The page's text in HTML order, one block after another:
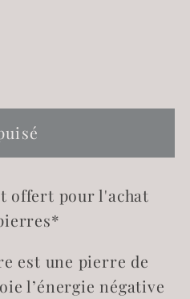
offert pour l'achat
est une pierre de
l’énergie négative